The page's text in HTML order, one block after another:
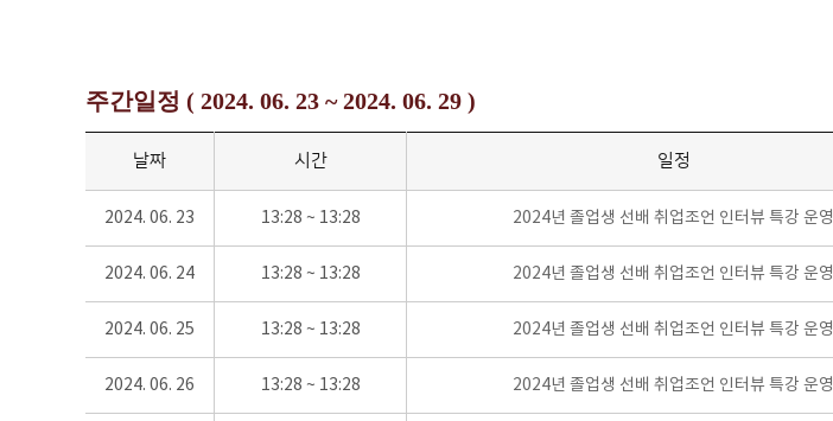
주간일정 ( 2024. 06. 23 ~ 2024. 06. 29 )
날짜 시간 일정
2024. 06. 23 13:28 ~ 13:28 2024년 졸업생 선배 취업조언 인터뷰 특강 운영
2024. 06. 24 13:28 ~ 13:28 2024년 졸업생 선배 취업조언 인터뷰 특강 운영
2024. 06. 25 13:28 ~ 13:28 2024년 졸업생 선배 취업조언 인터뷰 특강 운영
2024. 06. 26 13:28 ~ 13:28 2024년 졸업생 선배 취업조언 인터뷰 특강 운영